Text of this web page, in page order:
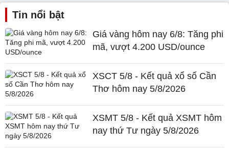
Tin nổi bật
Giá vàng hôm nay 6/8: Tăng phi
mã, vượt 4.200 USD/ounce
XSCT 5/8 - Kết quả xổ số Cần
Thơ hôm nay 5/8/2026
XSMT 5/8 - Kết quả XSMT hôm
nay thứ Tư ngày 5/8/2026